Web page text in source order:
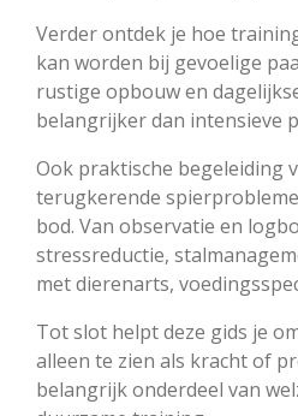
Verder ontdek je hoe
kan worden bij gevoelige
rustige opbouw en
belangrijker dan intensieve
Ook praktische begeleiding
terugkerende
bod. Van observatie en
stressreductie,
met dierenarts,
Tot slot helpt deze gids je
alleen te zien als kracht of
belangrijk onderdeel van